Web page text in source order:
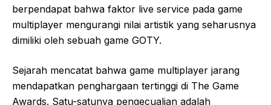
berpendapat bahwa faktor live service pada game
multiplayer mengurangi nilai artistik yang seharusnya
dimiliki oleh sebuah game GOTY.
Sejarah mencatat bahwa game multiplayer jarang
mendapatkan penghargaan tertinggi di The Game
Awards. Satu-satunya pengecualian adalah